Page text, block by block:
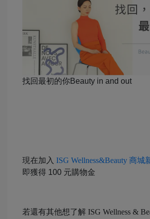
找回最初的你Beauty in and out
現在加入 ISG Wellness&Beauty 商城
即獲得 100 元購物金
若還有其他想了解 ISG Wellness &